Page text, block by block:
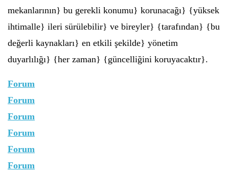
mekanlarının} bu gerekli konumu} korunacağı} {yüksek
ihtimalle} ileri sürülebilir} ve bireyler} {tarafından} {bu
değerli kaynakları} en etkili şekilde} yönetim
duyarlılığı} {her zaman} {güncelliğini koruyacaktır}.
Forum
Forum
Forum
Forum
Forum
Forum